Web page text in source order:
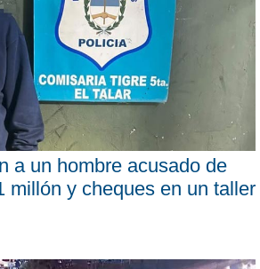
a un hombre acusado de
millón y cheques en un taller